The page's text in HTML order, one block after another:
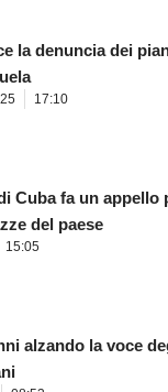
la denuncia dei
17:10
Cuba fa un appello
del paese
15:05
alzando la voce